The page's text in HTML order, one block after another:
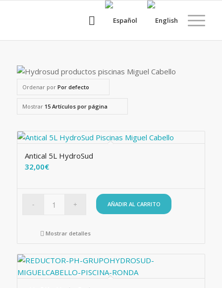
Ordenar por Por defecto
Mostrar 15 Artículos por página
Antical 5L HydroSud
32,00€
AÑADIR AL CARRITO
Mostrar detalles